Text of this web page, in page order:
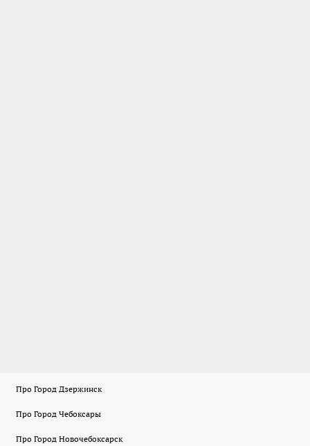
Про Город Дзержинск
Про Город Чебоксары
Про Город Новочебоксарск